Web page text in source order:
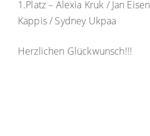
1.Platz – Alexia Kruk / Jan
Kappis / Sydney Ukpaa
Herzlichen Glückwunsch!!!